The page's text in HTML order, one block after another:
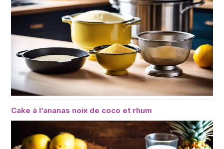
Cake à l’ananas noix de coco et rhum